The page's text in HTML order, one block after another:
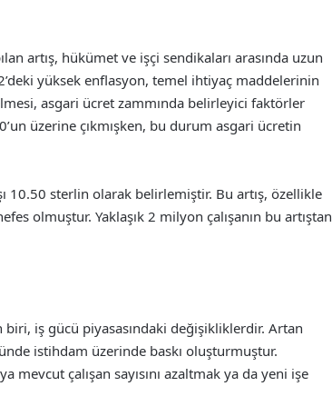
artış, hükümet ve işçi sendikaları arasında uzun
yüksek enflasyon, temel ihtiyaç maddelerinin
asgari ücret zammında belirleyici faktörler
üzerine çıkmışken, bu durum asgari ücretin
10.50 sterlin olarak belirlemiştir. Bu artış, özellikle
olmuştur. Yaklaşık 2 milyon çalışanın bu artıştan
iş gücü piyasasındaki değişikliklerdir. Artan
istihdam üzerinde baskı oluşturmuştur.
çalışan sayısını azaltmak ya da yeni işe